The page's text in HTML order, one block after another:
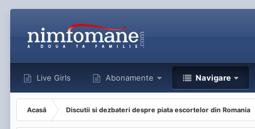
Live Girls Abonamente Navigare
Acasă Discutii si dezbateri despre piata escortelor din Romania